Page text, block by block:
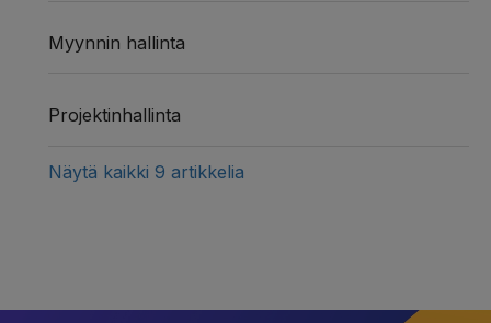
Myynnin hallinta
Projektinhallinta
Näytä kaikki 9 artikkelia